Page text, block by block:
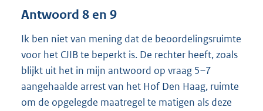
Antwoord 8 en 9
Ik ben niet van mening dat de beoordelingsruimte
voor het CJIB te beperkt is. De rechter heeft, zoals
blijkt uit het in mijn antwoord op vraag 5–7
aangehaalde arrest van het Hof Den Haag, ruimte
om de opgelegde maatregel te matigen als deze